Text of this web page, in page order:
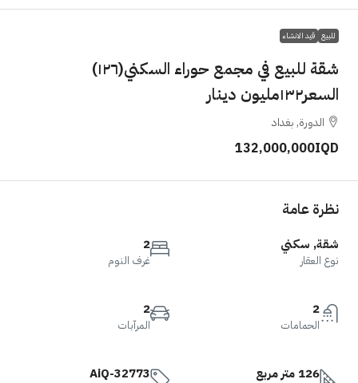
للبيع قيد الانشاء
شقة للبيع في مجمع حوراء السكني(١٢٦)
السعر١٣٢مليون دينار
الدورة, بغداد
132,000,000IQD
نظرة عامة
شقة, سكني
نوع العقار
2
غرف النوم
2
الحمامات
2
المرآبات
126 متر مربع AiQ-32773